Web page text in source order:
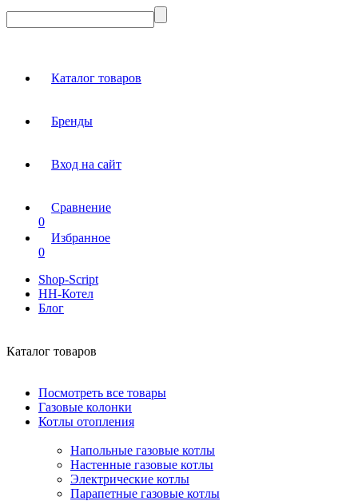
Каталог товаров
Бренды
Вход на сайт
Сравнение
0
Избранное
0
Shop-Script
НН-Котел
Блог
Каталог товаров
Посмотреть все товары
Газовые колонки
Котлы отопления
Напольные газовые котлы
Настенные газовые котлы
Электрические котлы
Парапетные газовые котлы